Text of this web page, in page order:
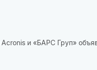
Acronis и «БАРС Груп»